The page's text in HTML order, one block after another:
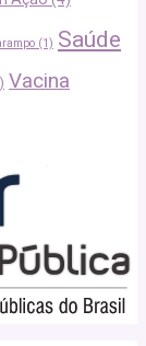
(1) Saúde
Vacina